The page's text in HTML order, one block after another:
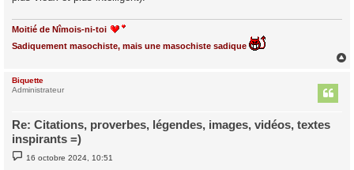
Moitié de Nîmois-ni-toi
Sadiquement masochiste, mais une masochiste sadique
Biquette
Administrateur
Re: Citations, proverbes, légendes, images, vidéos, textes
inspirants =)
M
e
16 octobre 2024, 10:51